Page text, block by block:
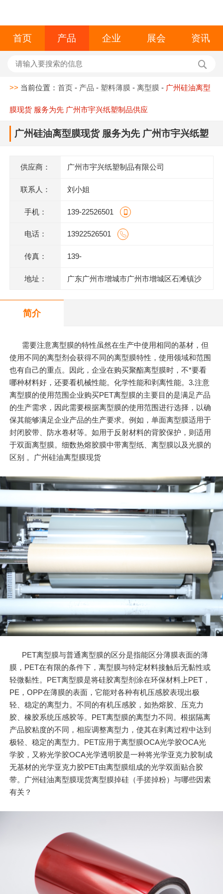
首页 产品 企业 展会 资讯
>> 当前位置：首页 - 产品 - 塑料薄膜 -离型膜 - 广州硅油离型
膜现货 服务为先 广州市宇兴纸塑制品供应
广州硅油离型膜现货 服务为先 广州市宇兴纸塑
供应商： 广州市宇兴纸塑制品有限公司
联系人： 刘小姐
手机： 139-22526501
电话： 13922526501
传真： 139-
地址： 广东广州市增城市广州市增城区石滩镇沙
简介
需要注意离型膜的特性虽然在生产中使用相同的基材，但
使用不同的离型剂会获得不同的离型膜特性，使用领域和范围
也有自己的重点。因此，企业在购买聚酯离型膜时，不*要看
哪种材料好，还要看机械性能。化学性能和剥离性能。3.注意
离型膜的使用范围企业购买PET离型膜的主要目的是满足产品
的生产需求，因此需要根据离型膜的使用范围进行选择，以确
保其能够满足企业产品的生产要求。例如，单面离型膜适用于
封闭胶带、防水卷材等。如用于反射材料的背胶保护，则适用
于双面离型膜。细数热熔胶膜中带离型纸、离型膜以及光膜的
区别 。广州硅油离型膜现货
PET离型膜与普通离型膜的区分是指能区分薄膜表面的薄
膜，PET在有限的条件下，离型膜与特定材料接触后无黏性或
轻微黏性。PET离型膜是将硅胶离型剂涂在环保材料上PET，
PE，OPP在薄膜的表面，它能对各种有机压感胶表现出极
轻、稳定的离型力。不同的有机压感胶，如热熔胶、压克力
胶、橡胶系统压感胶等。PET离型膜的离型力不同。根据隔离
产品胶粘度的不同，相应调整离型力，使其在剥离过程中达到
极轻、稳定的离型力。PET应用于离型膜OCA光学胶OCA光
学胶，又称光学胶OCA光学透明胶是一种将光学亚克力胶制成
无基材的光学亚克力胶PET由离型膜组成的光学双面贴合胶
带。广州硅油离型膜现货离型膜掉硅（手搓掉粉）与哪些因素
有关？